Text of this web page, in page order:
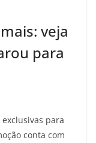
veja
para
para
conta com